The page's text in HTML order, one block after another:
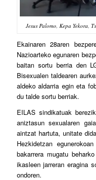
Jesus Palomo, Kepa Yekora,
Ekainaren 28aren
Nazioarteko egunaren
baitan sortu berria den
Bisexualen taldearen
aldeko aldarria egin eta
du talde sortu berriak.
EILAS sindikatuak
aniztasun sexualaren
aintzat hartuta, unitate
Hezkidetzan
bakarrera mugatu
ikasleen jarreran eragina
ondoren.